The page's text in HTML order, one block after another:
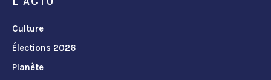
Culture
Élections 2026
Planète